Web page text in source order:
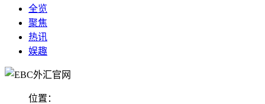
全览
聚焦
热讯
娱趣
位置：